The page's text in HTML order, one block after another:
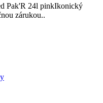
Pak'R 24l pinkIkonický
zárukou..